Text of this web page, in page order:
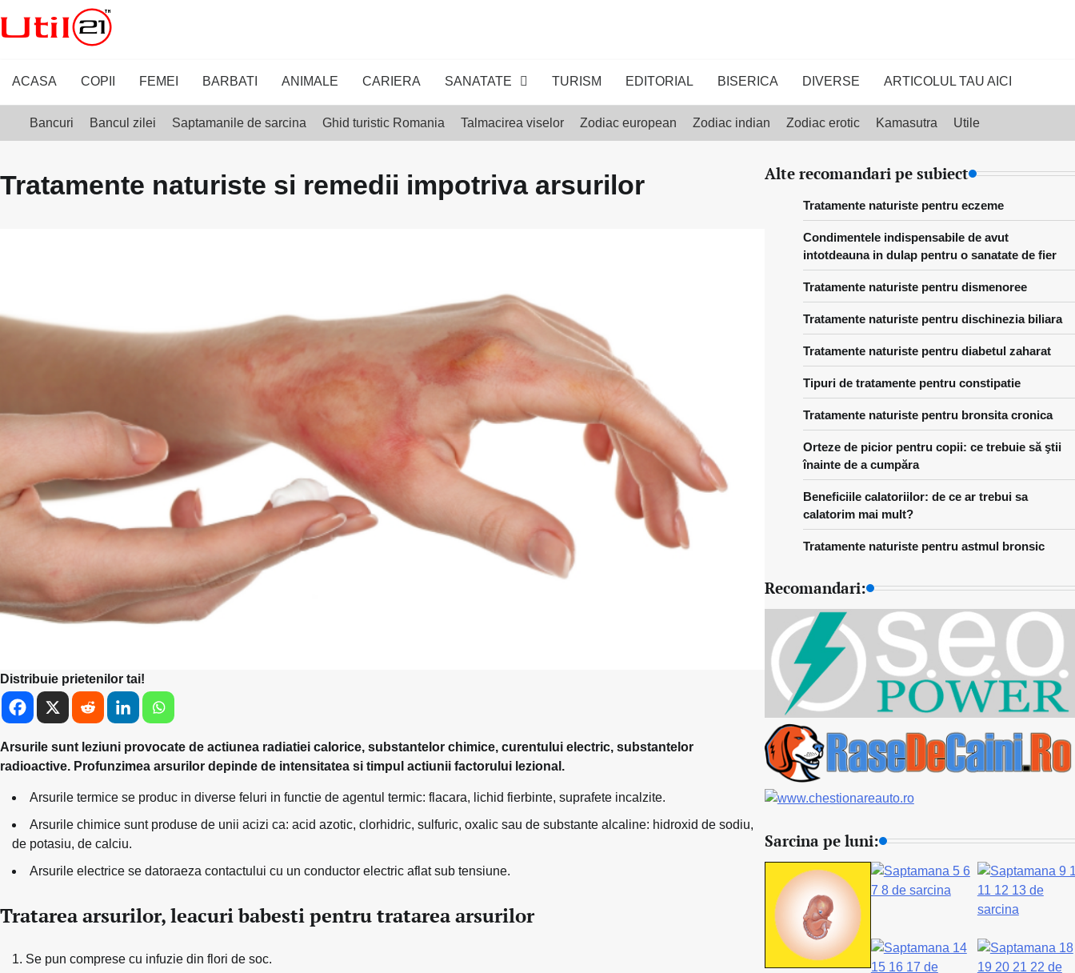
ACASA COPII FEMEI BARBATI ANIMALE CARIERA SANATATE TURISM EDITORIAL BISERICA DIVERSE ARTICOLUL TAU AICI
Bancuri Bancul zilei Saptamanile de sarcina Ghid turistic Romania Talmacirea viselor Zodiac european Zodiac indian Zodiac erotic Kamasutra Utile
Tratamente naturiste si remedii impotriva arsurilor
Distribuie prietenilor tai!
Arsurile sunt leziuni provocate de actiunea radiatiei calorice, substantelor chimice, curentului electric, substantelor
radioactive. Profunzimea arsurilor depinde de intensitatea si timpul actiunii factorului lezional.
Arsurile termice se produc in diverse feluri in functie de agentul termic: flacara, lichid fierbinte, suprafete incalzite.
Arsurile chimice sunt produse de unii acizi ca: acid azotic, clorhidric, sulfuric, oxalic sau de substante alcaline: hidroxid de sodiu,
de potasiu, de calciu.
Arsurile electrice se datoraeza contactului cu un conductor electric aflat sub tensiune.
Tratarea arsurilor, leacuri babesti pentru tratarea arsurilor
Se pun comprese cu infuzie din flori de soc.
Alte recomandari pe subiect
Tratamente naturiste pentru eczeme
Condimentele indispensabile de avut
intotdeauna in dulap pentru o sanatate de fier
Tratamente naturiste pentru dismenoree
Tratamente naturiste pentru dischinezia biliara
Tratamente naturiste pentru diabetul zaharat
Tipuri de tratamente pentru constipatie
Tratamente naturiste pentru bronsita cronica
Orteze de picior pentru copii: ce trebuie să ştii
înainte de a cumpăra
Beneficiile calatoriilor: de ce ar trebui sa
calatorim mai mult?
Tratamente naturiste pentru astmul bronsic
Recomandari:
Sarcina pe luni: